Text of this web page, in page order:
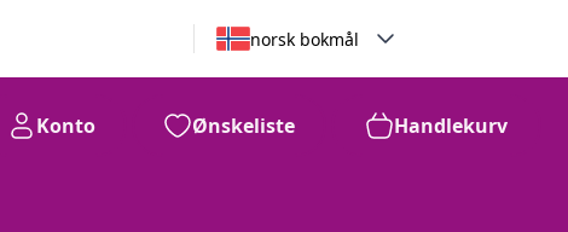
norsk bokmål
Konto Ønskeliste Handlekurv